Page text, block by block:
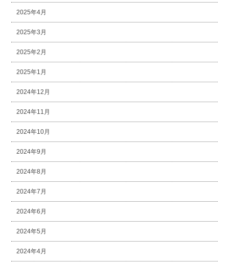
2025年4月
2025年3月
2025年2月
2025年1月
2024年12月
2024年11月
2024年10月
2024年9月
2024年8月
2024年7月
2024年6月
2024年5月
2024年4月